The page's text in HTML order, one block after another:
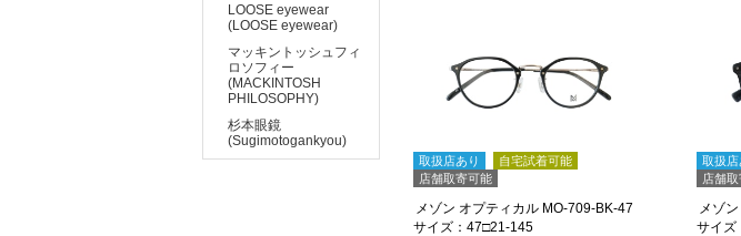
取扱店あり
自宅試着可能
店舗取寄可能
メゾン オプティカル MO-709-BK-47
サイズ：47□21-145
取扱店
店舗
メゾ
サイズ
LOOSE eyewear
(LOOSE eyewear)
マッキントッシュフィ
ロソフィー
(MACKINTOSH
PHILOSOPHY)
杉本眼鏡
(Sugimotogankyou)